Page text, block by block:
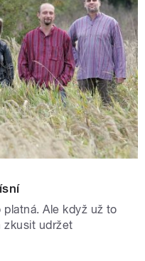
platná. Ale když už to
zkusit udržet